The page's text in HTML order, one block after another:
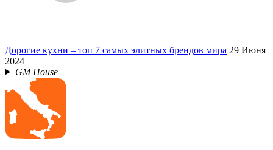
Дорогие кухни – топ 7 самых элитных брендов мира 29 Июня
2024
GM House